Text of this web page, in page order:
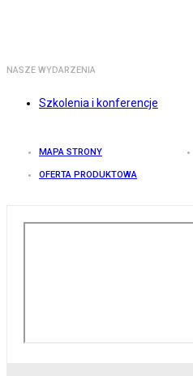
NASZE WYDARZENIA
Szkolenia i konferencje
MAPA STRONY
OFERTA PRODUKTOWA